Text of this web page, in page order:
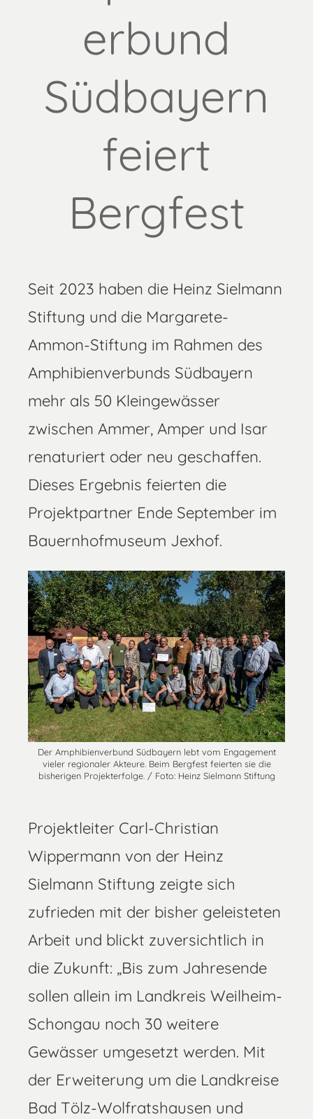
erbund
Südbayern
feiert
Bergfest
Seit 2023 haben die Heinz Sielmann
Stiftung und die Margarete-
Ammon-Stiftung im Rahmen des
Amphibienverbunds Südbayern
mehr als 50 Kleingewässer
zwischen Ammer, Amper und Isar
renaturiert oder neu geschaffen.
Dieses Ergebnis feierten die
Projektpartner Ende September im
Bauernhofmuseum Jexhof.
Der Amphibienverbund Südbayern lebt vom Engagement
vieler regionaler Akteure. Beim Bergfest feierten sie die
bisherigen Projekterfolge. / Foto: Heinz Sielmann Stiftung
Projektleiter Carl-Christian
Wippermann von der Heinz
Sielmann Stiftung zeigte sich
zufrieden mit der bisher geleisteten
Arbeit und blickt zuversichtlich in
die Zukunft: „Bis zum Jahresende
sollen allein im Landkreis Weilheim-
Schongau noch 30 weitere
Gewässer umgesetzt werden. Mit
der Erweiterung um die Landkreise
Bad Tölz-Wolfratshausen und